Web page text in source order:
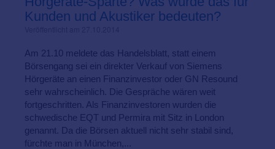
Kunden und Akustiker bedeuten?
Am 21.10 meldete das Handelsblatt, statt einem
Börsengang sei ein direkter Verkauf von Siemens
Hörgeräte an einen Finanzinvestor oder GN Resound
sehr wahrscheinlich. Die Gespräche wären weit
fortgeschritten. Als Finanzinvestoren wurden die
schwedische EQT und Permira mit Sitz in London
genannt. Da die Börsen aktuell nicht sehr stabil sind,
fürchte man in München,...